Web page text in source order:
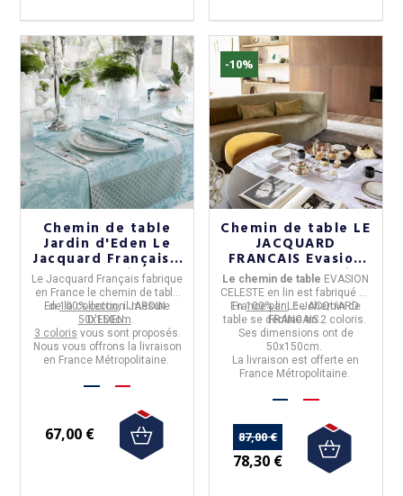
Chemin de table
Jardin d'Eden Le
Jacquard Français -
3 coloris
Le Jacquard Françaisfabrique
en France le chemin de table
de la collectionJARDIN
D'EDEN.
En100% coton, il mesure
50x150cm.
3 coloris vous sont proposés.
Nous vous offrons la livraison
en France Métropolitaine.
67,00 €
-10%
Chemin de table LE
JACQUARD
FRANCAIS Evasion
Céleste 100% lin
50x36cm - 2 coloris
Le chemin de table EVASION
CELESTE en lin est fabriqué en
Francepar LE JACQUARD
FRANCAIS.
En100% lin , ce chemin de
table se décline en2 coloris.
Ses dimensions ont de
50x150cm.
La livraison est offerte en
France Métropolitaine.
87,00 €
78,30 €